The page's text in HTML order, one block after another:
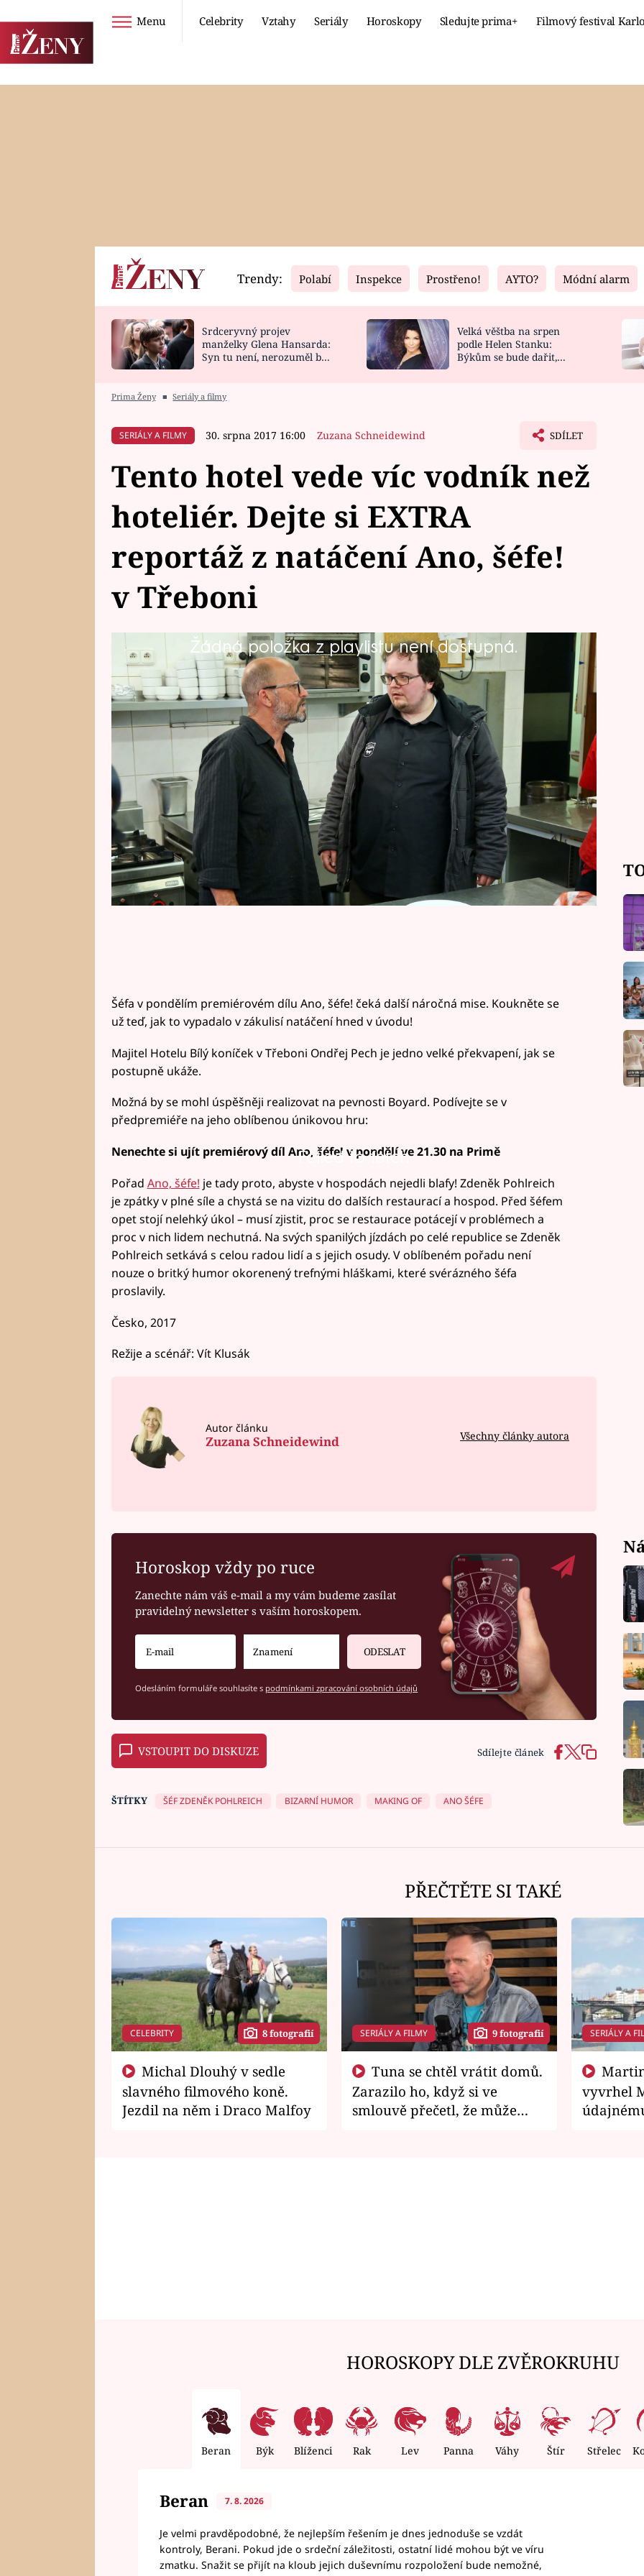
Menu Celebrity Vztahy Seriály Horoskopy Sledujte prima+ Filmový festival
Horoskopy
HOROSKOP NA
Video
CELEBRITY
VAŘENÍ
Fresh
NOVINKY
VIDEORECEPTY
Living
DESIGN
Trendy: Polabí Inspekce Prostřeno! AYTO? Módní alarm
Srdceryvný projev
manželky Glena Hansarda:
Syn tu není, nerozuměl by
Velká věštba na srpen
podle Helen Stanku:
Býkům se bude dařit,
Prima Ženy ■ Seriály a filmy
SERIÁLY A FILMY 30. srpna 2017 16:00 Zuzana Schneidewind SDÍLET
Tento hotel vede víc vodník než
hoteliér. Dejte si EXTRA
reportáž z natáčení Ano, šéfe!
v Třeboni
Žádná položka z playlistu není dostupná.
Další exkluzivní pohled za scénu zrodu dílu pořadu Ano, šéfe! je tady!
Majitel Hotelu Bílý koníček v Třeboni je poněkud zvláštně orientovaný.
Přímo si libuje v únikových hrách. Šéf se v jeho podniku záhy po startu
natáčení začíná cítit jako ve vodnickém domečku říznutém restaurací.
Pusťte si více v extra reportáží z natáčení. Režie: Vít Klusák
Šéfa v pondělím premiérovém dílu Ano, šéfe! čeká další náročná mise. Koukněte se
už teď, jak to vypadalo v zákulisí natáčení hned v úvodu!
Majitel Hotelu Bílý koníček v Třeboni Ondřej Pech je jedno velké překvapení, jak se
postupně ukáže.
Možná by se mohl úspěšněji realizovat na pevnosti Boyard. Podívejte se v
předpremiéře na jeho oblíbenou únikovou hru:
Failed to fetch
Nenechte si ujít premiérový díl Ano, šéfe! v pondělí ve 21.30 na Primě
Pořad Ano, šéfe! je tady proto, abyste v hospodách nejedli blafy! Zdeněk Pohlreich
je zpátky v plné síle a chystá se na vizitu do dalších restaurací a hospod. Před šéfem
opet stojí nelehký úkol – musí zjistit, proc se restaurace potácejí v problémech a
proc v nich lidem nechutná. Na svých spanilých jízdách po celé republice se Zdeněk
Pohlreich setkává s celou radou lidí a s jejich osudy. V oblíbeném pořadu není
nouze o britký humor okorenený trefnými hláškami, které svérázného šéfa
proslavily.
Česko, 2017
Režije a scénář: Vít Klusák
Autor článku
Zuzana Schneidewind Všechny články autora
Horoskop vždy po ruce
Zanechte nám váš e-mail a my vám budeme zasílat
pravidelný newsletter s vaším horoskopem.
ODESLAT
Odesláním formuláře souhlasíte s podmínkami zpracování osobních údajů
VSTOUPIT DO DISKUZE Sdílejte článek
ŠTÍTKY ŠÉF ZDENĚK POHLREICH BIZARNÍ HUMOR MAKING OF ANO ŠÉFE
PŘEČTĚTE SI TAKÉ
CELEBRITY 8 fotografií
slavného filmového koně.
Jezdil na něm i Draco Malfoy
SERIÁLY A FILMY 9 fotografií
Zarazilo ho, když si ve
smlouvě přečetl, že může
SERIÁLY A
vyvrhel
HOROSKOPY DLE ZVĚROKRUHU
Beran Býk Blíženci Rak Lev Panna Váhy Štír Střelec
Beran 7. 8. 2026
Je velmi pravděpodobné, že nejlepším řešením je dnes jednoduše se vzdát
kontroly, Berani. Pokud jde o srdeční záležitosti, ostatní lidé mohou být ve víru
zmatku. Snažit se přijít na kloub jejich duševnímu rozpoložení bude nemožné,